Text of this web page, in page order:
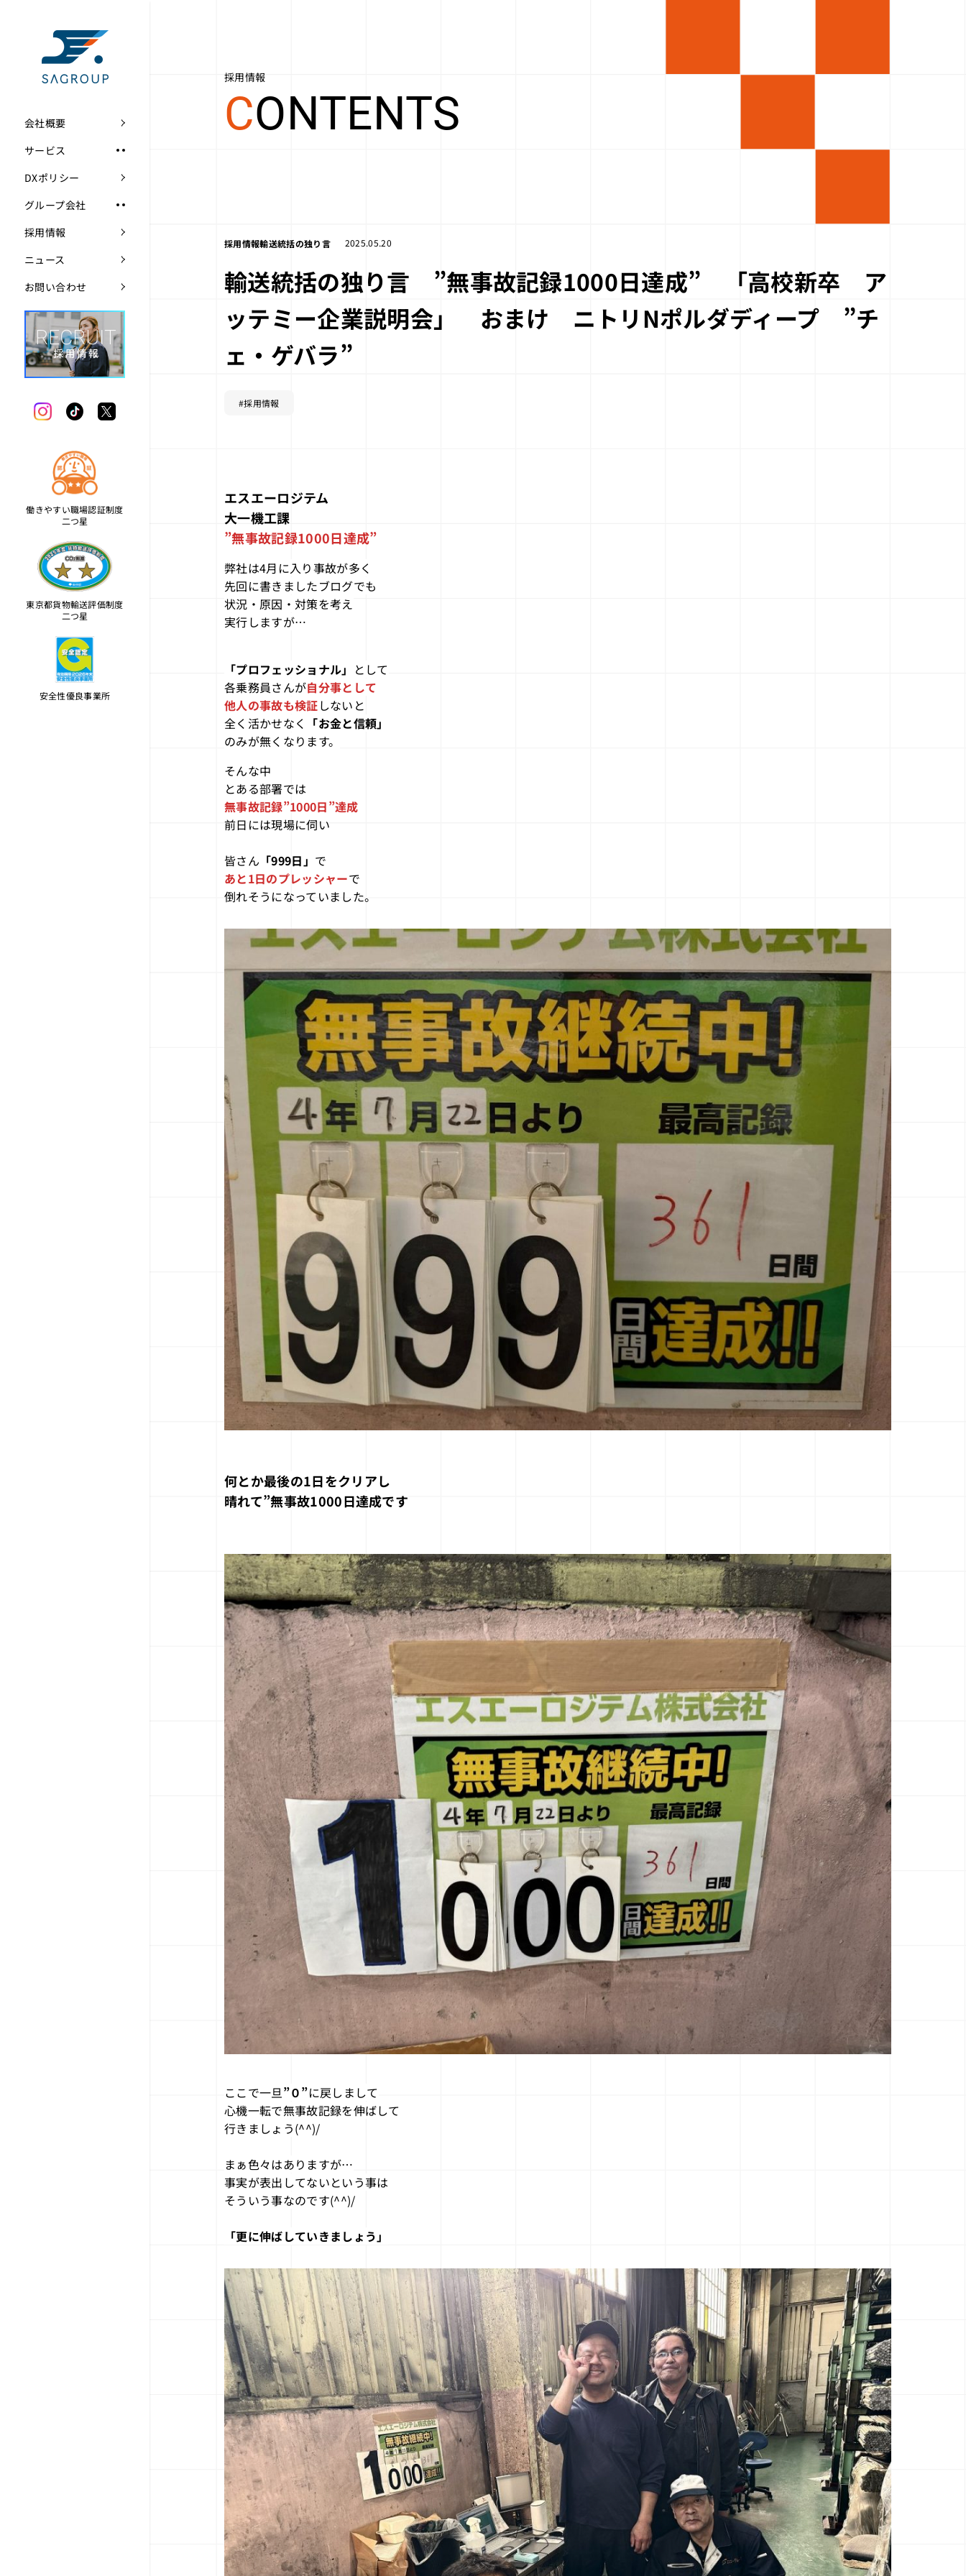
会社概要
サービス
DXポリシー
グループ会社
採用情報
ニュース
お問い合わせ
働きやすい職場認証制度
二つ星
東京都貨物輸送評価制度
二つ星
安全性優良事業所
採用情報
CONTENTS
採用情報輸送統括の独り言 2025.05.20
輸送統括の独り言 ”無事故記録1000日達成” 「高校新卒 ア
ッテミー企業説明会」 おまけ ニトリNポルダディープ ”チ
ェ・ゲバラ”
#採用情報
エスエーロジテム
大一機工課
”無事故記録1000日達成”
弊社は4月に入り事故が多く
先回に書きましたブログでも
状況・原因・対策を考え
実行しますが…
「プロフェッショナル」 として
各乗務員さんが自分事として
他人の事故も検証しないと
全く活かせなく 「お金と信頼」
のみが無くなります。
そんな中
とある部署では
無事故記録”1000日”達成
前日には現場に伺い
皆さん 「999日」 で
あと1日のプレッシャーで
倒れそうになっていました。
何とか最後の1日をクリアし
晴れて”無事故1000日達成です
ここで一旦”０”に戻しまして
心機一転で無事故記録を伸ばして
行きましょう(^^)/
まぁ色々はありますが…
事実が表出してないという事は
そういう事なのです(^^)/
「更に伸ばしていきましょう」